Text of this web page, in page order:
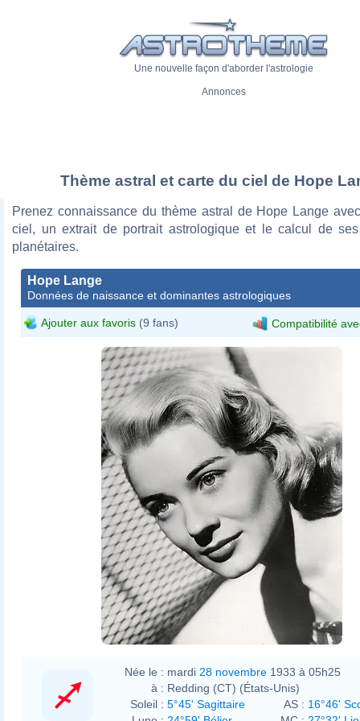
Une nouvelle façon d'aborder l'astrologie
Annonces
Thème astral et carte du ciel de Hope
Prenez connaissance du thème astral de Hope Lange
ciel, un extrait de portrait astrologique et le calcul de
planétaires.
Hope Lange
Données de naissance et dominantes astrologiques
Ajouter aux favoris (9 fans) Compatibilité
Née le : mardi 28 novembre 1933 à 05h25
à : Redding (CT) (États-Unis)
Soleil : 5°45' Sagittaire AS : 16°46'